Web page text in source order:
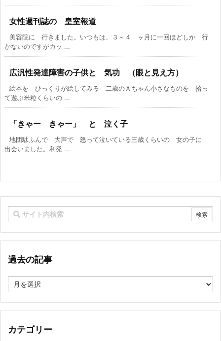
女性週刊誌の 皇室報道
美容院に 行きました。いつもは、３～４ ヶ月に一回ほどしか 行
かないのですがカッ ...
広汎性発達障害の子供と 気功 （眼と見え方）
絵本を ひっくりが絵してみる 二歳のＡちゃん小さなものを 拾っ
て遊ぶ米粒くらいの ...
「きゃー きゃー」 と 泣く子
地団駄ふんで 大声で 怒って泣いている三歳くらいの 女の子に
出会いました。利発 ...
過去の記事
去
記
カテゴリー